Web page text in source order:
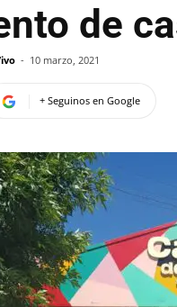
de
- 10 marzo, 2021
+ Seguinos en Google